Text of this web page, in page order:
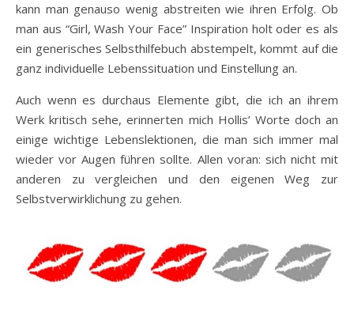
kann man genauso wenig abstreiten wie ihren Erfolg. Ob
man aus “Girl, Wash Your Face” Inspiration holt oder es als
ein generisches Selbsthilfebuch abstempelt, kommt auf die
ganz individuelle Lebenssituation und Einstellung an.
Auch wenn es durchaus Elemente gibt, die ich an ihrem
Werk kritisch sehe, erinnerten mich Hollis’ Worte doch an
einige wichtige Lebenslektionen, die man sich immer mal
wieder vor Augen führen sollte. Allen voran: sich nicht mit
anderen zu vergleichen und den eigenen Weg zur
Selbstverwirklichung zu gehen.